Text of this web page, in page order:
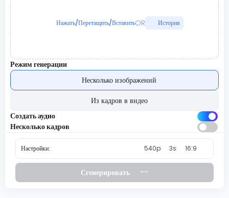
Нажать/Перетащить/ВставитьOR История
Режим генерации
Несколько изображений
Из кадров в видео
Создать аудио
Несколько кадров
Настройки: 540p 3s 16:9
Сгенерировать --